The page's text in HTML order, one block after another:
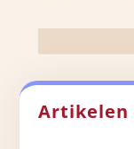
Artikelen